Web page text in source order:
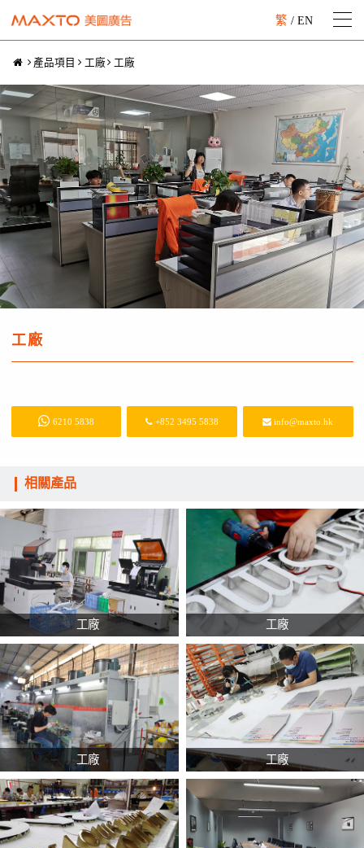
繁 / EN
產品項目 工廠 工廠
工廠
6210 5838 +852 3495 5838 info@maxto.hk
相關產品
工廠 工廠
工廠 工廠